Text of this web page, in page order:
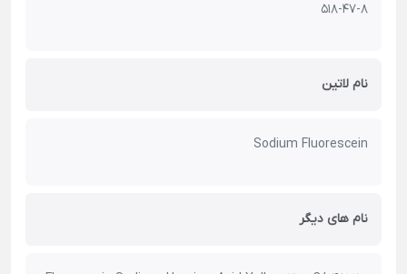
518-47-8
نام لاتین
Sodium Fluorescein
نام های دیگر